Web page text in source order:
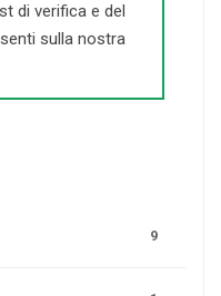
di verifica e del
sulla nostra
9